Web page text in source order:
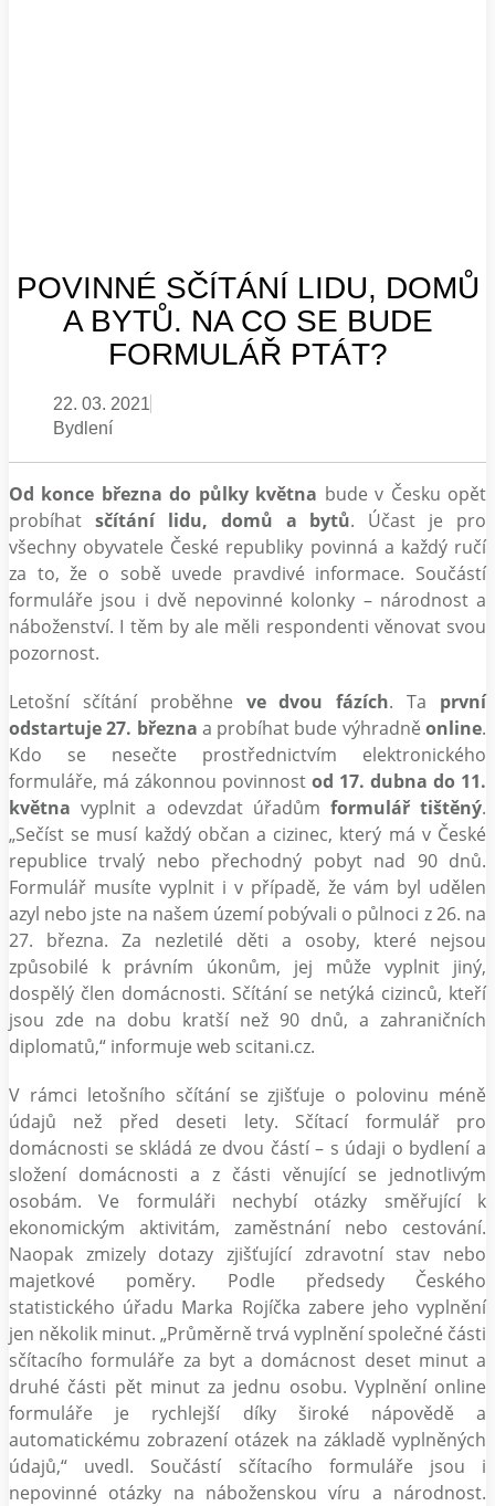
POVINNÉ SČÍTÁNÍ LIDU, DOMŮ
A BYTŮ. NA CO SE BUDE
FORMULÁŘ PTÁT?
22. 03. 2021
Bydlení
Od konce března do půlky května bude v Česku opět
probíhat sčítání lidu, domů a bytů. Účast je pro
všechny obyvatele České republiky povinná a každý ručí
za to, že o sobě uvede pravdivé informace. Součástí
formuláře jsou i dvě nepovinné kolonky – národnost a
náboženství. I těm by ale měli respondenti věnovat svou
pozornost.
Letošní sčítání proběhne ve dvou fázích. Ta první
odstartuje 27. března a probíhat bude výhradněonline.
Kdo se nesečte prostřednictvím elektronického
formuláře, má zákonnou povinnost od 17. dubna do 11.
května vyplnit a odevzdat úřadům formulář tištěný.
„Sečíst se musí každý občan a cizinec, který má v České
republice trvalý nebo přechodný pobyt nad 90 dnů.
Formulář musíte vyplnit i v případě, že vám byl udělen
azyl nebo jste na našem území pobývali o půlnoci z 26. na
27. března. Za nezletilé děti a osoby, které nejsou
způsobilé k právním úkonům, jej může vyplnit jiný,
dospělý člen domácnosti. Sčítání se netýká cizinců, kteří
jsou zde na dobu kratší než 90 dnů, a zahraničních
diplomatů,“ informuje web scitani.cz.
V rámci letošního sčítání se zjišťuje o polovinu méně
údajů než před deseti lety. Sčítací formulář pro
domácnosti se skládá ze dvou částí – s údaji o bydlení a
složení domácnosti a z části věnující se jednotlivým
osobám. Ve formuláři nechybí otázky směřující k
ekonomickým aktivitám, zaměstnání nebo cestování.
Naopak zmizely dotazy zjišťující zdravotní stav nebo
majetkové poměry. Podle předsedy Českého
statistického úřadu Marka Rojíčka zabere jeho vyplnění
jen několik minut. „Průměrně trvá vyplnění společné části
sčítacího formuláře za byt a domácnost deset minut a
druhé části pět minut za jednu osobu. Vyplnění online
formuláře je rychlejší díky široké nápovědě a
automatickému zobrazení otázek na základě vyplněných
údajů,“ uvedl. Součástí sčítacího formuláře jsou i
nepovinné otázky na náboženskou víru a národnost.